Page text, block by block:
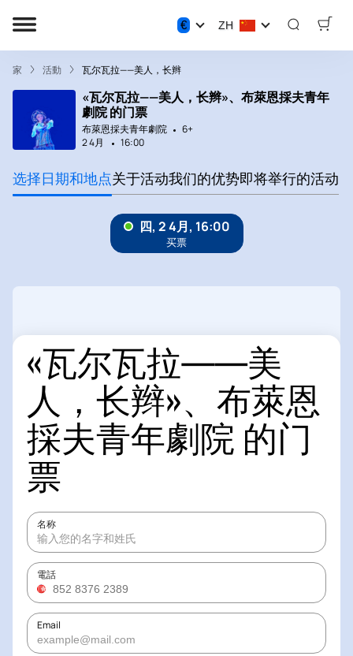
€ ZH
家 活動 瓦尔瓦拉——美人，长辫
«瓦尔瓦拉——美人，长辫»、布萊恩採夫青年
劇院 的门票
布萊恩採夫青年劇院
6+
2 4月
16:00
选择日期和地点关于活动我们的优势即将举行的活动
«瓦尔瓦拉——美
人，长辫»、布萊恩
採夫青年劇院 的门
票
名称
電話
Email